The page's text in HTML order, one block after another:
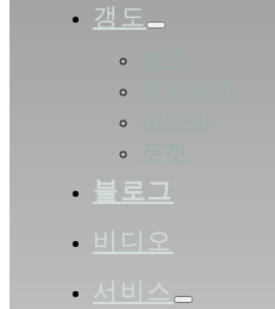
갱도
블로그
비디오
서비스